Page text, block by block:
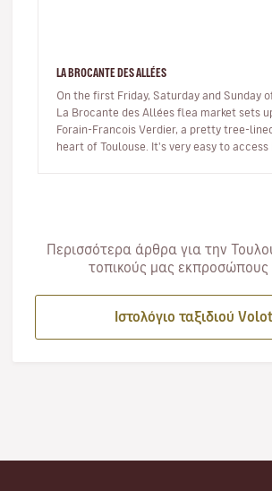
LA BROCANTE DES ALLÉES
On the first Friday, Saturday and Sunday
La Brocante des Allées flea market sets
Forain-Francois Verdier, a pretty tree-
heart of Toulouse. It's very easy to access
Περισσότερα άρθρα για την
τοπικούς μας εκπροσώπους
Ιστολόγιο ταξιδιού